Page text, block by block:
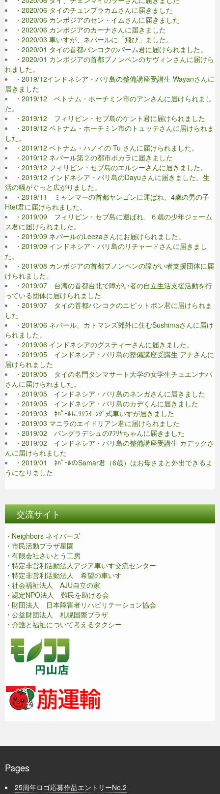
・2020/06 タイのチュンプラカムさんに届きました
・2020/06 カンボジアのセン・イムさんに届きました
・2020/06 カンボジアのカーナさんに届きました
・2020/03 車いすが、ネパールに「飛び」ました。
・2020/01 タイの首都バンコクのパーム君に届けられました。
・2020/01 カンボジアの首都プノンペンのサヴィンさんに届けら
れました。
・2019/12インドネシア・バリ島の整備講座受講生 Wayanさんに
届きました
・2019/12 ベトナム・ホーチミン市のアンさんに届けられまし
た。
・2019/12 フィリピン・セブ島のケント君に届けられました
・2019/12 ベトナム・ホーチミン市のトュッテさんに届けられま
した。
・2019/12 ベトナム・ハノイの Tu さんに届けられました。
・2019/12 ネパール第２の都市ポカラに届きました
・2019/12 フィリピン・セブ島のエルシーさんに届きました。
・2019/12 インドネシア・バリ島のDayuさんに届きました。生
活の幅がぐっと広がりました。
・2019/11 ミャンマーの首都ヤンゴンに運ばれ、4歳の男の子
Htet君に届けられました。
・2019/09 フィリピン・セブ島に運ばれ、６歳の少年ジェーム
ス君に届けられました。
・2019/09 ネパールのLeezaさんにお届けられました。
・2019/09 インドネシア・バリ島のリチャードさんに届きまし
た。
・2019/08 カンボジアの首都プノンペンの障がい者支援団体に届
けられました。
・2019/07 台湾の首都台北で障がい者の自立生活支援活動を行
っている団体に届けられました
・2019/07 タイの首都バンコクのニピットポン君に届けられま
した
・2019/06 ネパール、カトマンズ郊外に住むSushimaさんに届け
られました。
・2019/06 インドネシアのグスティーさんに届きました。
・2019/05 インドネシア・バリ島の整備講座受講生 アナさんに
届けられました
・2019/05 タイの名門タンマサート大学の女学生チュエンナパ
さんに届けられました。
・2019/05 インドネシア・バリ島のネンガさんに届きました
・2019/05 インドネシア・バリ島のカデくんに届きました
・2019/03 ﾈﾊﾟｰﾙにﾘｸﾗｲﾆﾝｸﾞ式車いすが届きました
・2019/03 マニラのエイドリアン君に届けられました
・2019/02 バングラデシュのｱﾌﾘﾔちゃんに届きました
・2019/02 インドネシア・バリ島の整備講座受講生 カデックさ
んに届けられました
・2019/01 ﾈﾊﾟｰﾙのSamar君（6歳）はお母さまと外出できるよ
うになりました
交流サイト
・Neighbors ネイバーズ
・市民活動プラザ星園
・有限会社さいとう工房
・特定非営利活動法人アジア車いす交流センター
・特定非営利活動法人 希望の車いす
・社会福祉法人 AJU自立の家
・認定NPO法人 難民を助ける会
・財団法人 日本障害者リハビリテーション協会
・公益財団法人 札幌国際プラザ
・介護と福祉について考えるタクシー
Pages
25周年ロゴ応募作品エントリーNo.2